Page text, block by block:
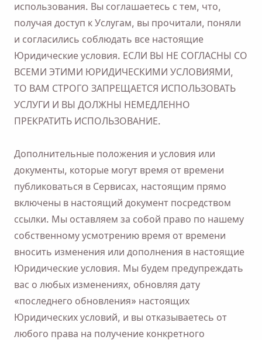
использования. Вы соглашаетесь с тем, что,
получая доступ к Услугам, вы прочитали, поняли
и согласились соблюдать все настоящие
Юридические условия. ЕСЛИ ВЫ НЕ СОГЛАСНЫ СО
ВСЕМИ ЭТИМИ ЮРИДИЧЕСКИМИ УСЛОВИЯМИ,
ТО ВАМ СТРОГО ЗАПРЕЩАЕТСЯ ИСПОЛЬЗОВАТЬ
УСЛУГИ И ВЫ ДОЛЖНЫ НЕМЕДЛЕННО
ПРЕКРАТИТЬ ИСПОЛЬЗОВАНИЕ.
Дополнительные положения и условия или
документы, которые могут время от времени
публиковаться в Сервисах, настоящим прямо
включены в настоящий документ посредством
ссылки. Мы оставляем за собой право по нашему
собственному усмотрению время от времени
вносить изменения или дополнения в настоящие
Юридические условия. Мы будем предупреждать
вас о любых изменениях, обновляя дату
«последнего обновления» настоящих
Юридических условий, и вы отказываетесь от
любого права на получение конкретного